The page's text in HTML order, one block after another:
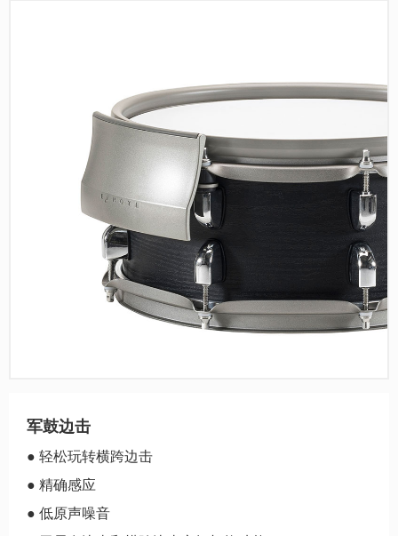
军鼓边击
● 轻松玩转横跨边击
● 精确感应
● 低原声噪音